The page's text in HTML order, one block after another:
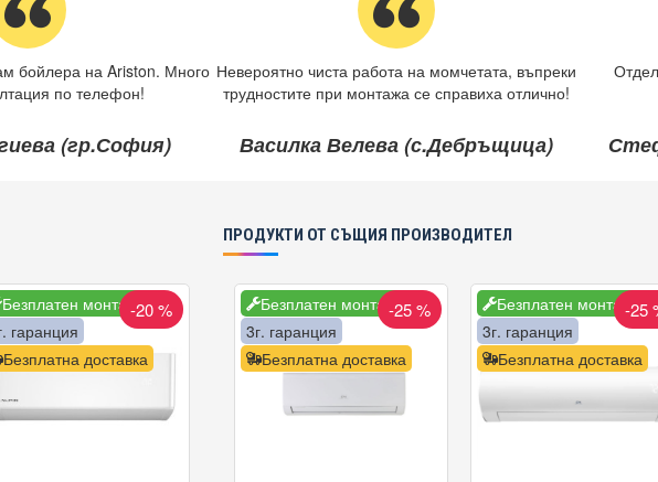
бойлера на Ariston. Много
по телефон!
(гр.София)
Невероятно чиста работа на момчетата, въпреки
трудностите при монтажа се справиха отлично!
Василка Велева (с.Дебръщица)
Безплатен монтаж
Безплатна доставка
гаранция
-20 %
ПРОДУКТИ ОТ СЪЩИЯ ПРОИЗВОДИТЕЛ
Безплатен монтаж
Безплатна доставка
3г. гаранция
-25 % Безплатен монтаж
Безплатна доставка
3г. гаранция
-25